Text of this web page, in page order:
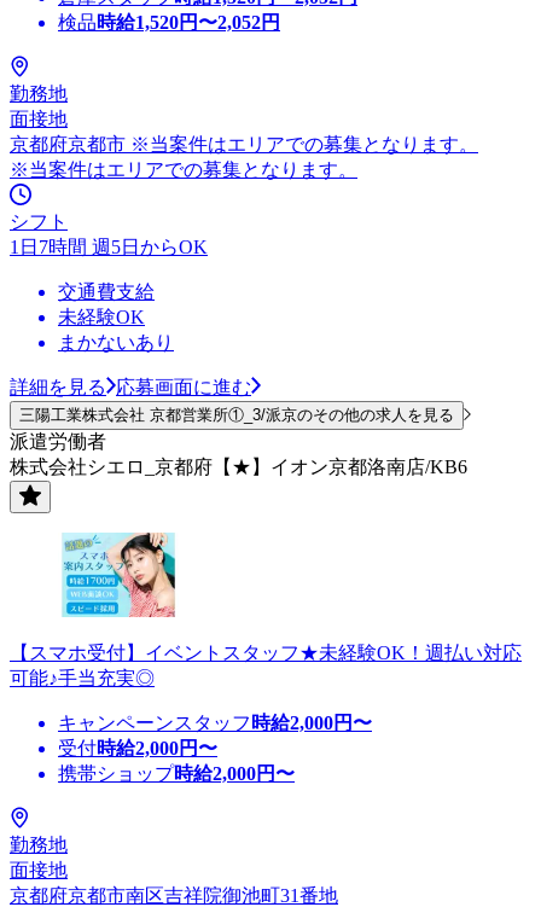
検品時給1,520円〜2,052円
勤務地
面接地
京都府京都市 ※当案件はエリアでの募集となります。
※当案件はエリアでの募集となります。
シフト
1日7時間 週5日からOK
交通費支給
未経験OK
まかないあり
詳細を見る 応募画面に進む
三陽工業株式会社 京都営業所①_3/派京のその他の求人を見る
派遣労働者
株式会社シエロ_京都府【★】イオン京都洛南店/KB6
【スマホ受付】イベントスタッフ★未経験OK！週払い対応
可能♪手当充実◎
キャンペーンスタッフ 時給2,000円〜
受付時給2,000円〜
携帯ショップ時給2,000円〜
勤務地
面接地
京都府京都市南区吉祥院御池町31番地